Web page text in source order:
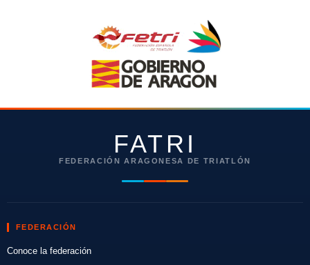
FATRI
FEDERACIÓN ARAGONESA DE TRIATLÓN
FEDERACIÓN
Conoce la federación